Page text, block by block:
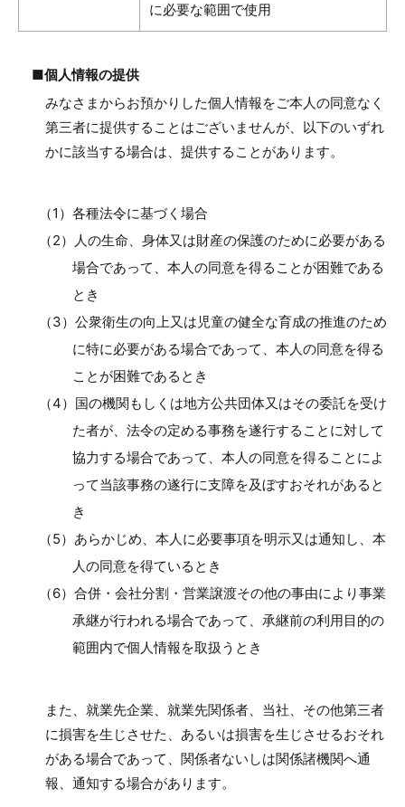
に必要な範囲で使用
■個人情報の提供
みなさまからお預かりした個人情報をご本人の同意なく
第三者に提供することはございませんが、以下のいずれ
かに該当する場合は、提供することがあります。
（1）各種法令に基づく場合
（2）人の生命、身体又は財産の保護のために必要がある
場合であって、本人の同意を得ることが困難である
とき
（3）公衆衛生の向上又は児童の健全な育成の推進のため
に特に必要がある場合であって、本人の同意を得る
ことが困難であるとき
（4）国の機関もしくは地方公共団体又はその委託を受け
た者が、法令の定める事務を遂行することに対して
協力する場合であって、本人の同意を得ることによ
って当該事務の遂行に支障を及ぼすおそれがあると
き
（5）あらかじめ、本人に必要事項を明示又は通知し、本
人の同意を得ているとき
（6）合併・会社分割・営業譲渡その他の事由により事業
承継が行われる場合であって、承継前の利用目的の
範囲内で個人情報を取扱うとき
また、就業先企業、就業先関係者、当社、その他第三者
に損害を生じさせた、あるいは損害を生じさせるおそれ
がある場合であって、関係者ないしは関係諸機関へ通
報、通知する場合があります。